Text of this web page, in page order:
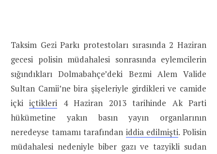
Taksim Gezi Parkı protestoları sırasında 2 Haziran
gecesi polisin müdahalesi sonrasında eylemcilerin
sığındıkları Dolmabahçe’deki Bezmi Alem Valide
Sultan Camii’ne bira şişeleriyle girdikleri ve camide
içkiiçtikleri 4 Haziran 2013 tarihinde Ak Parti
hükümetine yakın basın yayın organlarının
neredeyse tamamı tarafından iddia edilmişti. Polisin
müdahalesi nedeniyle biber gazı ve tazyikli sudan